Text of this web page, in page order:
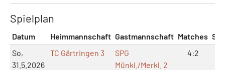
Spielplan
Datum Heimmannschaft Gastmannschaft Matches
So,
31.5.2026
TC Gärtringen 3
SPG
Münkl./Merkl. 2
4:2